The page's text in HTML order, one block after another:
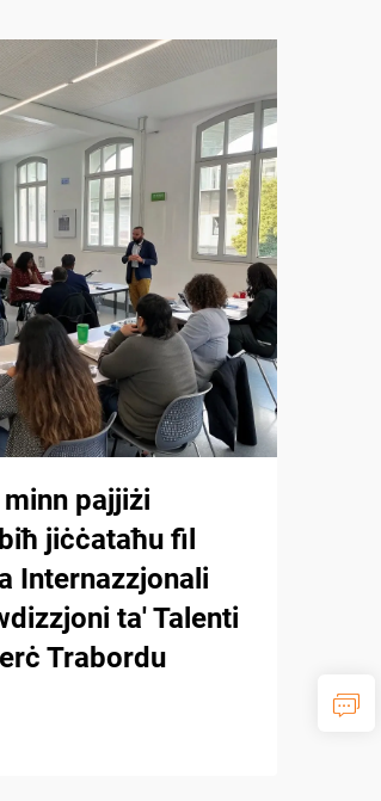
pajjiżi
jiċċataħu fil
Internazzjonali
ta' Talenti
Trabordu
ARA